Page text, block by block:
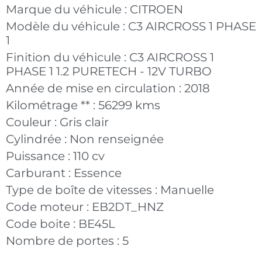
Marque du véhicule : CITROEN
Modèle du véhicule : C3 AIRCROSS 1 PHASE
1
Finition du véhicule : C3 AIRCROSS 1
PHASE 1 1.2 PURETECH - 12V TURBO
Année de mise en circulation : 2018
Kilométrage ** : 56299 kms
Couleur : Gris clair
Cylindrée : Non renseignée
Puissance : 110 cv
Carburant : Essence
Type de boîte de vitesses : Manuelle
Code moteur : EB2DT_HNZ
Code boite : BE45L
Nombre de portes : 5